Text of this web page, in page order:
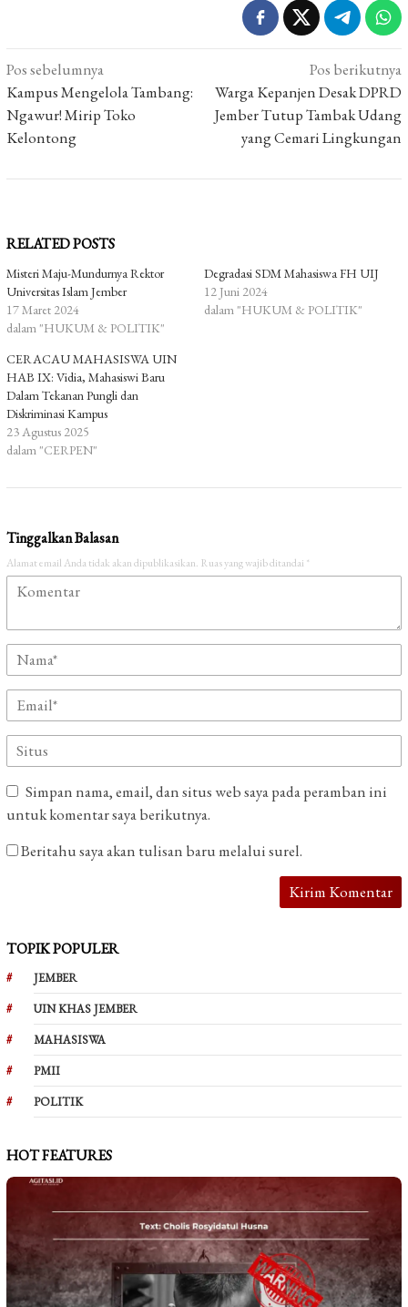
Navigasi
pos
Pos sebelumnya
Kampus Mengelola Tambang:
Ngawur! Mirip Toko
Kelontong
Pos berikutnya
Warga Kepanjen Desak DPRD
Jember Tutup Tambak Udang
yang Cemari Lingkungan
RELATED POSTS
Misteri Maju-Mundurnya Rektor
Universitas Islam Jember
17 Maret 2024
dalam "HUKUM & POLITIK"
Degradasi SDM Mahasiswa FH UIJ
12 Juni 2024
dalam "HUKUM & POLITIK"
CERACAU MAHASISWA UIN
HAB IX: Vidia, Mahasiswi Baru
Dalam Tekanan Pungli dan
Diskriminasi Kampus
23 Agustus 2025
dalam "CERPEN"
Tinggalkan Balasan
Alamat email Anda tidak akan dipublikasikan. Ruas yang wajib ditandai *
Simpan nama, email, dan situs web saya pada peramban ini
untuk komentar saya berikutnya.
Beritahu saya akan tulisan baru melalui surel.
TOPIK POPULER
JEMBER
UIN KHAS JEMBER
MAHASISWA
PMII
POLITIK
HOT FEATURES